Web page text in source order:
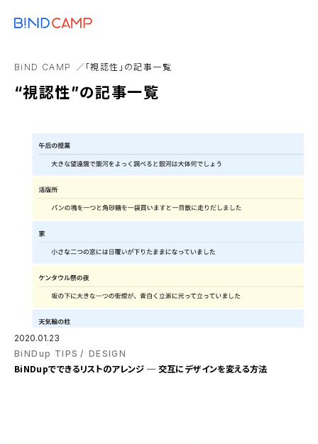
まとめ
BiND CAMP 「視認性」の記事一覧
“視認性”の記事一覧
2020.01.23
BiNDup TIPS
DESIGN
BiNDupでできるリストのアレンジ ─ 交互にデザインを変える方法